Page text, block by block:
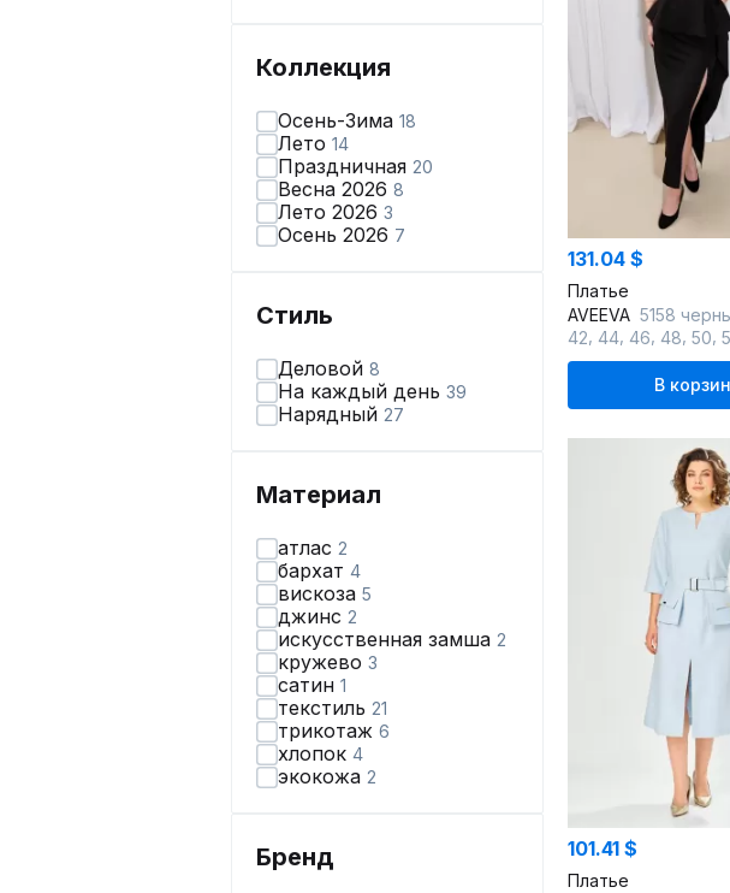
Коллекция
Осень-Зима 18
Лето 14
Праздничная 20
Весна 2026 8
Лето 2026 3
Осень 2026 7
Стиль
Деловой 8
На каждый день 39
Нарядный 27
Материал
атлас 2
бархат 4
вискоза 5
джинс 2
искусственная замша 2
кружево 3
сатин 1
текстиль 21
трикотаж 6
хлопок 4
экокожа 2
Бренд
131.04 $
Платье
AVEEVA 5158
42 44 46 48 50
В
101.41 $
Платье